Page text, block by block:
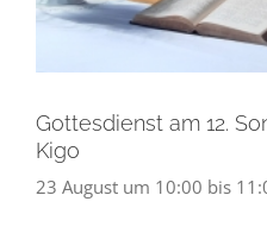
Gottesdienst am 12.
Kigo
23 August um 10:00 bis